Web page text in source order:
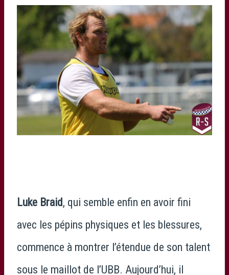
Luke Braid, qui semble enfin en avoir fini
avec les pépins physiques et les blessures,
commence à montrer l’étendue de son talent
sous le maillot de l’UBB. Aujourd’hui, il